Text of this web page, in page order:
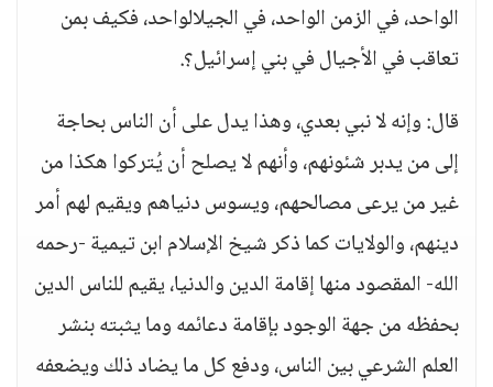
الواحد، في الزمن الواحد، في الجيلالواحد، فكيف بمن
تعاقب في الأجيال في بني إسرائيل؟.
قال: وإنه لا نبي بعدي، وهذا يدل على أن الناس بحاجة
إلى من يدبر شئونهم، وأنهم لا يصلح أن يُتركوا هكذا من
غير من يرعى مصالحهم، ويسوس دنياهم ويقيم لهم أمر
دينهم، والولايات كما ذكر شيخ الإسلام ابن تيمية -رحمه
الله- المقصود منها إقامة الدين والدنيا، يقيم للناس الدين
بحفظه من جهة الوجود بإقامة دعائمه وما يثبته بنشر
العلم الشرعي بين الناس، ودفع كل ما يضاد ذلك ويضعفه